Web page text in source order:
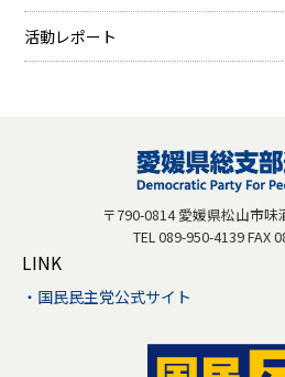
活動レポート
〒790-0814 愛媛県松山市味
TEL 089-950-4139 FAX
LINK
国民民主党公式サイト